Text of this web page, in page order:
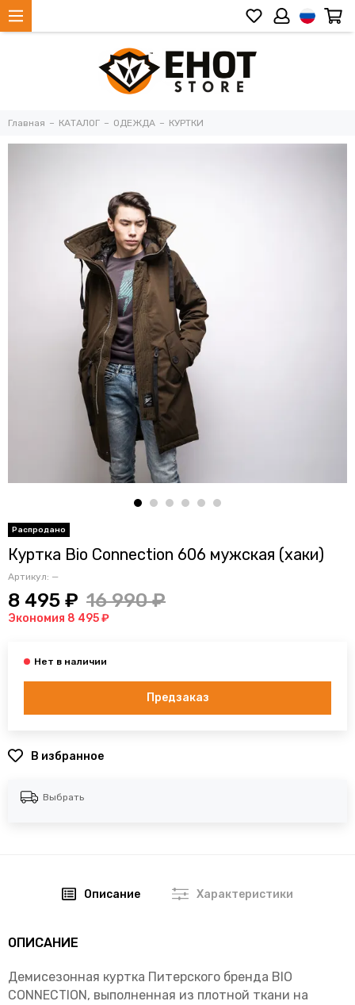
Главная КАТАЛОГ ОДЕЖДА КУРТКИ
Куртка Bio Connection 606 мужская (хаки)
Артикул: —
8 495 ₽ 16 990 ₽
Экономия 8 495 ₽
Предзаказ
В избранное
Выбрать
Описание Характеристики
ОПИСАНИЕ
Демисезонная куртка Питерского бренда BIO
CONNECTION, выполненная из плотной ткани на